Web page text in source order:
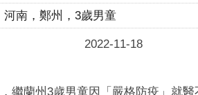
河南，鄭州，3歲男童
2022-11-18
繼蘭州3歲男童因「嚴格防疫」就